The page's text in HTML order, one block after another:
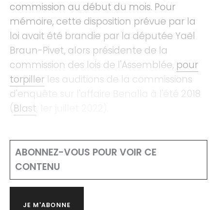
commission au début du mois. Pour
mémoire, cette disposition prévue par la
loi avait été brandie par la députée Yaël
Braun-Pivet, alors présidente de la
commission des lois de l'Assemblée, pour
torpiller les auditions de la commissions
d'enquête sur l'affaire Benalla à l'été 2018
(Blast
ABONNEZ-VOUS POUR VOIR CE
CONTENU
JE M'ABONNE